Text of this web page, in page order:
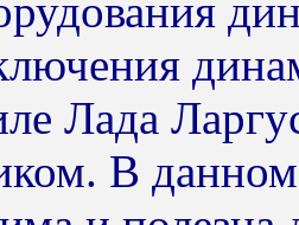
Лада
В данном